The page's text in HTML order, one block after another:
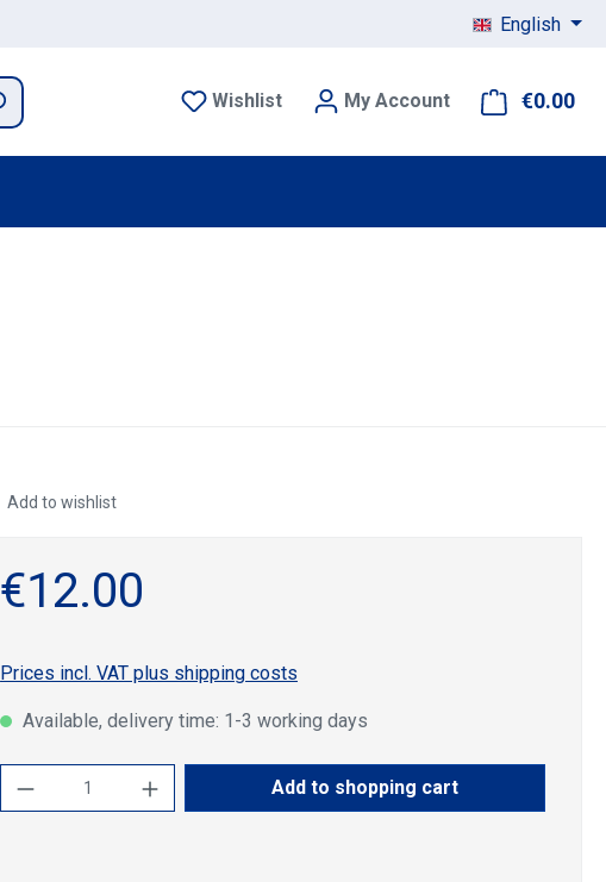
English
Wishlist My Account €0.00
Add to wishlist
€12.00
Prices incl. VAT plus shipping costs
Available, delivery time: 1-3 working days
Product Quantity: Enter the desired amount
Add to shopping cart